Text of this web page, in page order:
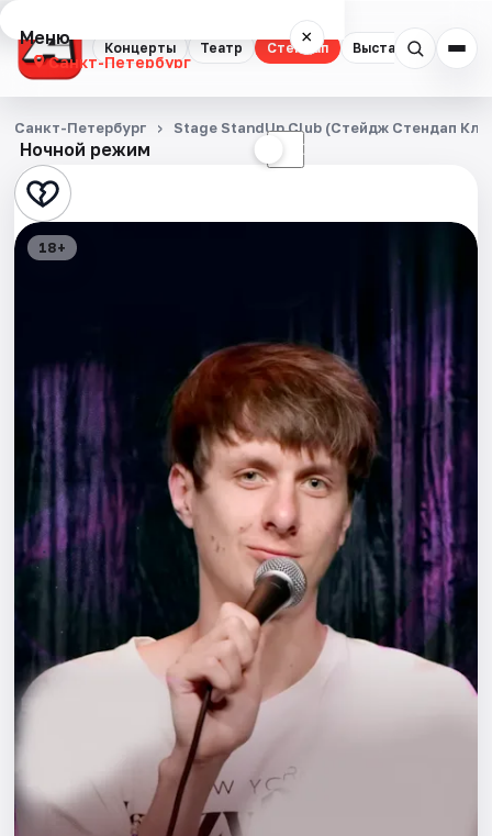
Концерты Театр Стендап Выставки
Меню ×
Санкт-Петербург
Концерты
Театр
Стендап
Экскурсии
Спорт
События
Города
Площадки
Артисты
Рейтинги
Ночной режим ☾
Санкт-Петербург Stage StandUp Club (Стейдж Стендап
18+